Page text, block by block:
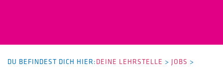
DU BEFINDEST DICH HIER:DEINE LEHRSTELLE > JOBS >